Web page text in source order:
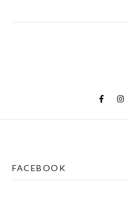
FACEBOOK